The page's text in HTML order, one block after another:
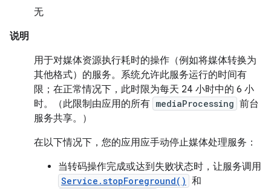
无
说明
用于对媒体资源执行耗时的操作（例如将媒体转换为
其他格式）的服务。系统允许此服务运行的时间有
限；在正常情况下，此时限为每天 24 小时中的 6 小
时。（此限制由应用的所有 mediaProcessing 前台
服务共享。）
在以下情况下，您的应用应手动停止媒体处理服务：
当转码操作完成或达到失败状态时，让服务调用
Service.stopForeground() 和